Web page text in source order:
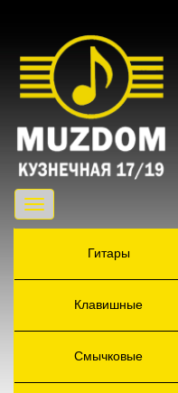
Toggle
navigation
Гитары
Клавишные
Смычковые